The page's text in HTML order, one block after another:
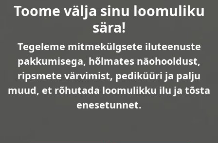
Toome välja sinu loomuliku
sära!
Tegeleme mitmekülgsete iluteenuste
pakkumisega, hõlmates näohooldust,
ripsmete värvimist, pediküüri ja palju
muud, et rõhutada loomulikku ilu ja tõsta
enesetunnet.